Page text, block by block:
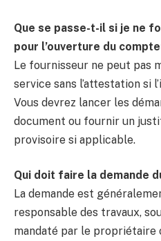
Que se passe-t-il si je ne
pour l’ouverture du
Le fournisseur ne peut pas
service sans l’attestation si
Vous devrez lancer les
document ou fournir un
provisoire si applicable.
Qui doit faire la demande
La demande est
responsable des travaux,
mandaté par le propriétaire